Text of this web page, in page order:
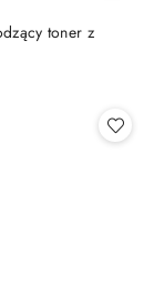
toner z